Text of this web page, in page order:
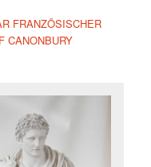
FRANZÖSISCHER
CANONBURY